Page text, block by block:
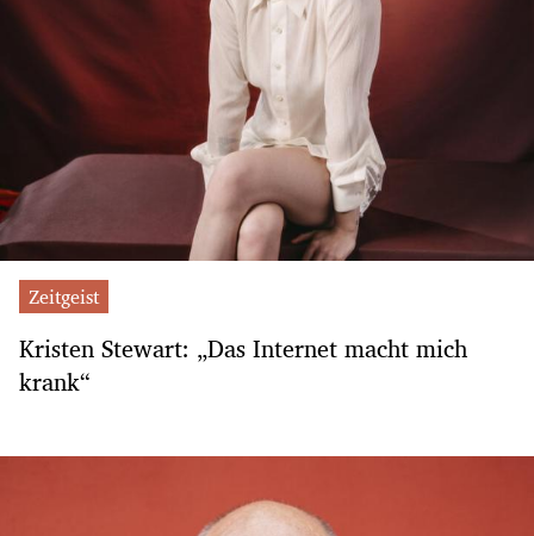
Zeitgeist
Kristen Stewart: „Das Internet macht mich
krank“